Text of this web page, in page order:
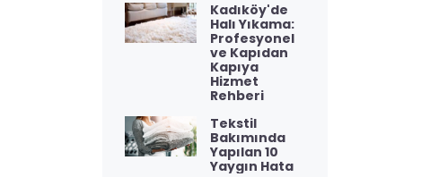
Kadıköy'de
Halı Yıkama:
Profesyonel
ve Kapıdan
Kapıya
Hizmet
Rehberi
Tekstil
Bakımında
Yapılan 10
Yaygın Hata